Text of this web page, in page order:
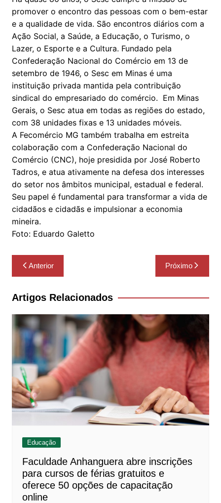
promover o encontro das pessoas com o bem-estar
e a qualidade de vida. São encontros diários com a
Ação Social, a Saúde, a Educação, o Turismo, o
Lazer, o Esporte e a Cultura. Fundado pela
Confederação Nacional do Comércio em 13 de
setembro de 1946, o Sesc em Minas é uma
instituição privada mantida pela contribuição
sindical do empresariado do comércio. Em Minas
Gerais, o Sesc atua em todas as regiões do estado,
com 38 unidades fixas e 13 unidades móveis.
A Fecomércio MG também trabalha em estreita
colaboração com a Confederação Nacional do
Comércio (CNC), hoje presidida por José Roberto
Tadros, e atua ativamente na defesa dos interesses
do setor nos âmbitos municipal, estadual e federal.
Seu papel é fundamental para transformar a vida de
cidadãos e cidadãs e impulsionar a economia
mineira.
Foto: Eduardo Galetto
Navegação
de
Post
Anterior Próximo
Artigos Relacionados
Educação
Faculdade Anhanguera abre inscrições
para cursos de férias gratuitos e
oferece 50 opções de capacitação
online